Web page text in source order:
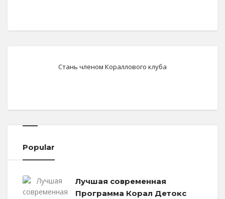
Стань членом Кораллового клуба
Popular
Лучшая современная
Программа Корал Детокс